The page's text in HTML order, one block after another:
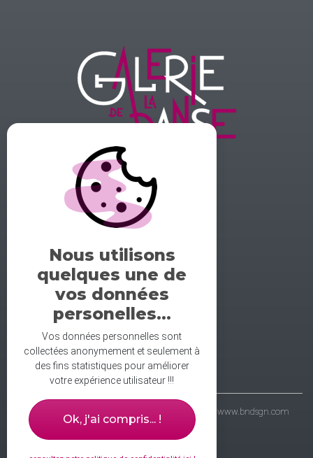
GALERIE DE LA DANSE
1 rue midol 25000 Besançon
tel: 06.71.93.54.75
contact@galeriedeladanse.fr
facebook/galeriedeladanse
instagram/lagaleriedeladanse
- galerie de la danse © 2021 - wbdsgn & wbdvp : www.bndsgn.com
Nous utilisons
quelques une de
vos données
personelles...
Vos données personnelles sont
collectées anonymement et seulement à
des fins statistiques pour améliorer
votre expérience utilisateur !!!
Ok, j'ai compris... !